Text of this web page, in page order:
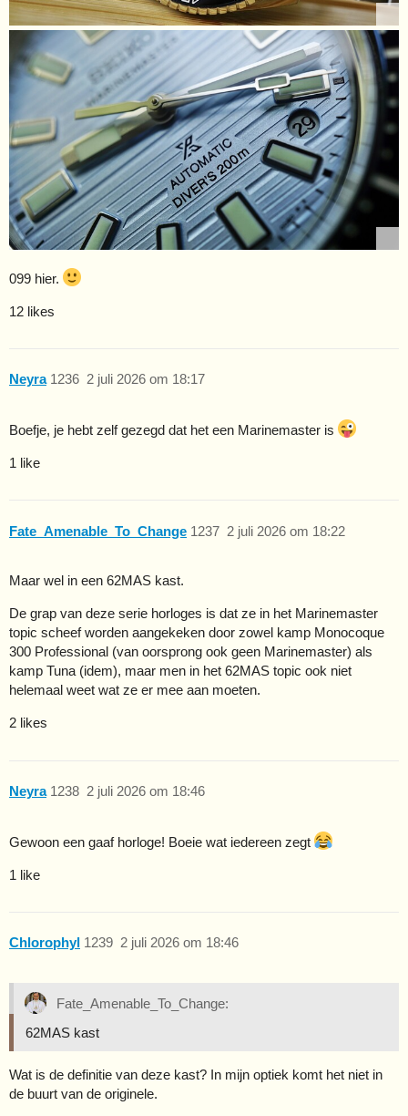
099 hier.
12 likes
Neyra 2 juli 2026 om 18:17
1236
Boefje, je hebt zelf gezegd dat het een Marinemaster is
1 like
Fate_Amenable_To_Change 2 juli 2026 om 18:22
1237
Maar wel in een 62MAS kast.
De grap van deze serie horloges is dat ze in het Marinemaster
topic scheef worden aangekeken door zowel kamp Monocoque
300 Professional (van oorsprong ook geen Marinemaster) als
kamp Tuna (idem), maar men in het 62MAS topic ook niet
helemaal weet wat ze er mee aan moeten.
2 likes
Neyra 2 juli 2026 om 18:46
1238
Gewoon een gaaf horloge! Boeie wat iedereen zegt
1 like
Chlorophyl 2 juli 2026 om 18:46
1239
Fate_Amenable_To_Change:
62MAS kast
Wat is de definitie van deze kast? In mijn optiek komt het niet in
de buurt van de originele.